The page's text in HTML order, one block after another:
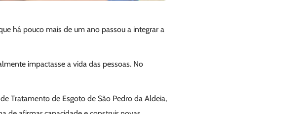
há pouco mais de um ano passou a integrar a
impactasse a vida das pessoas. No
Tratamento de Esgoto de São Pedro da Aldeia,